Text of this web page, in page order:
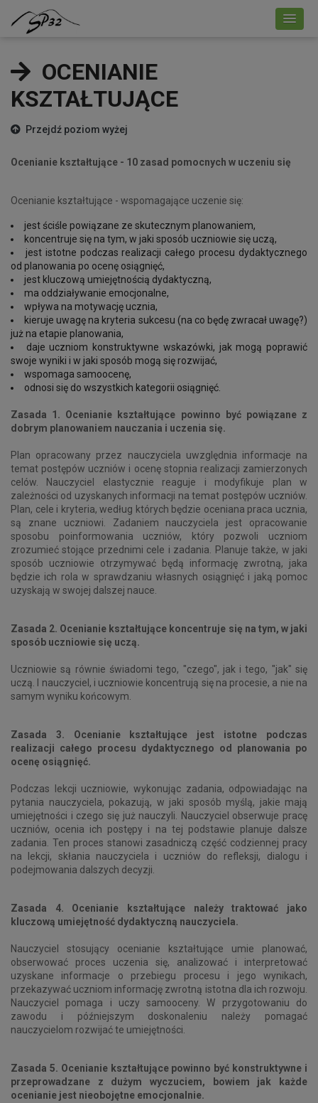
OCENIANIE
KSZTAŁTUJĄCE
Przejdź poziom wyżej
Ocenianie kształtujące - 10 zasad pomocnych w uczeniu się
Ocenianie kształtujące - wspomagające uczenie się:
jest ściśle powiązane ze skutecznym planowaniem,
koncentruje się na tym, w jaki sposób uczniowie się uczą,
jest istotne podczas realizacji całego procesu dydaktycznego
od planowania po ocenę osiągnięć,
jest kluczową umiejętnością dydaktyczną,
ma oddziaływanie emocjonalne,
wpływa na motywację ucznia,
kieruje uwagę na kryteria sukcesu (na co będę zwracał uwagę?)
już na etapie planowania,
daje uczniom konstruktywne wskazówki, jak mogą poprawić
swoje wyniki i w jaki sposób mogą się rozwijać,
wspomaga samoocenę,
odnosi się do wszystkich kategorii osiągnięć.
Zasada 1. Ocenianie kształtujące powinno być powiązane z
dobrym planowaniem nauczania i uczenia się.
Plan opracowany przez nauczyciela uwzględnia informacje na
temat postępów uczniów i ocenę stopnia realizacji zamierzonych
celów. Nauczyciel elastycznie reaguje i modyfikuje plan w
zależności od uzyskanych informacji na temat postępów uczniów.
Plan, cele i kryteria, według których będzie oceniana praca ucznia,
są znane uczniowi. Zadaniem nauczyciela jest opracowanie
sposobu poinformowania uczniów, który pozwoli uczniom
zrozumieć stojące przednimi cele i zadania. Planuje także, w jaki
sposób uczniowie otrzymywać będą informację zwrotną, jaka
będzie ich rola w sprawdzaniu własnych osiągnięć i jaką pomoc
uzyskają w swojej dalszej nauce.
Zasada 2. Ocenianie kształtujące koncentruje się na tym, w jaki
sposób uczniowie się uczą.
Uczniowie są równie świadomi tego, "czego", jak i tego, "jak" się
uczą. I nauczyciel, i uczniowie koncentrują się na procesie, a nie na
samym wyniku końcowym.
Zasada 3. Ocenianie kształtujące jest istotne podczas
realizacji całego procesu dydaktycznego od planowania po
ocenę osiągnięć.
Podczas lekcji uczniowie, wykonując zadania, odpowiadając na
pytania nauczyciela, pokazują, w jaki sposób myślą, jakie mają
umiejętności i czego się już nauczyli. Nauczyciel obserwuje pracę
uczniów, ocenia ich postępy i na tej podstawie planuje dalsze
zadania. Ten proces stanowi zasadniczą część codziennej pracy
na lekcji, skłania nauczyciela i uczniów do refleksji, dialogu i
podejmowania dalszych decyzji.
Zasada 4. Ocenianie kształtujące należy traktować jako
kluczową umiejętność dydaktyczną nauczyciela.
Nauczyciel stosujący ocenianie kształtujące umie planować,
obserwować proces uczenia się, analizować i interpretować
uzyskane informacje o przebiegu procesu i jego wynikach,
przekazywać uczniom informację zwrotną istotna dla ich rozwoju.
Nauczyciel pomaga i uczy samooceny. W przygotowaniu do
zawodu i późniejszym doskonaleniu należy pomagać
nauczycielom rozwijać te umiejętności.
Zasada 5. Ocenianie kształtujące powinno być konstruktywne i
przeprowadzane z dużym wyczuciem, bowiem jak każde
ocenianie jest nieobojętne emocjonalnie.